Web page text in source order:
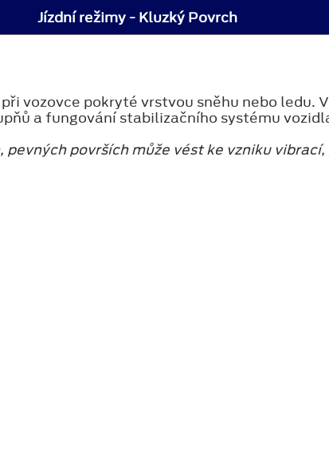
Jízdní režimy - Kluzký Povrch
vozovce pokryté vrstvou sněhu nebo ledu.
a fungování stabilizačního systému
pevných površích může vést ke vzniku